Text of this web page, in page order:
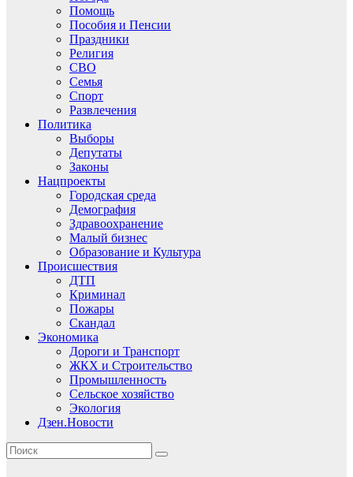
Помощь
Пособия и Пенсии
Праздники
Религия
СВО
Семья
Спорт
Развлечения
Политика
Выборы
Депутаты
Законы
Нацпроекты
Городская среда
Демография
Здравоохранение
Малый бизнес
Образование и Культура
Происшествия
ДТП
Криминал
Пожары
Скандал
Экономика
Дороги и Транспорт
ЖКХ и Строительство
Промышленность
Сельское хозяйство
Экология
Дзен.Новости